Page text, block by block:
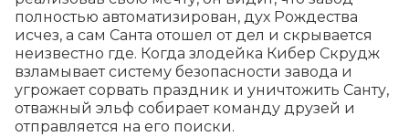
полностью автоматизирован, дух Рождества
исчез, а сам Санта отошел от дел и скрывается
неизвестно где. Когда злодейка Кибер Скрудж
взламывает систему безопасности завода и
угрожает сорвать праздник и уничтожить Санту,
отважный эльф собирает команду друзей и
отправляется на его поиски.